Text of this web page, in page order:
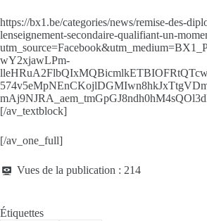
https://bx1.be/categories/news/remise-des-
lenseignement-secondaire-qualifiant-un-
wY2xjawLPm-
[/av_textblock]
[/av_one_full]
Vues de la publication : 214
Étiquettes